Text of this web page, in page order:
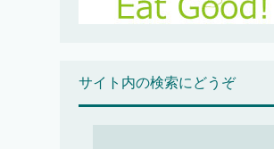
サイト内の検索にどうぞ